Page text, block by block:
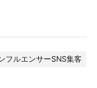
フルエンサーSNS集客